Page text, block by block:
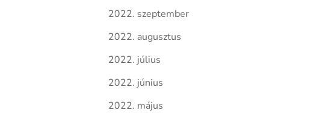
2022. szeptember
2022. augusztus
2022. július
2022. június
2022. május